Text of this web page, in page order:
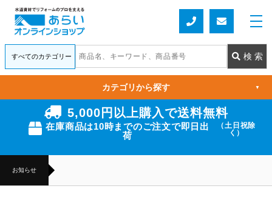
5,000円以上購入で送料無料
在庫商品は10時までのご注文で即日出
荷
（土日祝除
く）
お知らせ
カテゴリから探す ▼